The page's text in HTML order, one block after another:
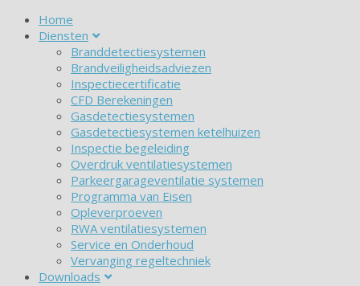
Home
Diensten
Branddetectiesystemen
Brandveiligheidsadviezen
Inspectiecertificatie
CFD Berekeningen
Gasdetectiesystemen
Gasdetectiesystemen ketelhuizen
Inspectie begeleiding
Overdruk ventilatiesystemen
Parkeergarageventilatie systemen
Programma van Eisen
Opleverproeven
RWA ventilatiesystemen
Service en Onderhoud
Vervanging regeltechniek
Downloads